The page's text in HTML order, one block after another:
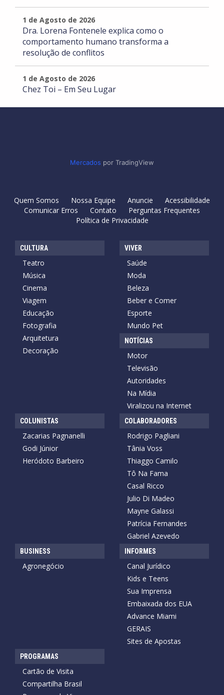
1 de Agosto de 2026
Dra. Lorena Fontenele explica como o
comportamento humano transforma a
resolução de conflitos
1 de Agosto de 2026
Chez Toi – Em Seu Lugar
Mercados por TradingView
Quem Somos Nossa Equipe Anuncie
Acessibilidade
Comunicar Erros
Contato
Perguntas Frequentes
Política de Privacidade
CULTURA
Teatro
Música
Cinema
Viagem
Educação
Fotografia
Arquitetura
Decoração
VIVER
Saúde
Moda
Beleza
Beber e Comer
Esporte
Mundo Pet
NOTÍCIAS
Motor
Televisão
Autoridades
Na Mídia
Viralizou na Internet
COLUNISTAS
Zacarias Pagnanelli
Godi Júnior
Heródoto Barbeiro
COLABORADORES
Rodrigo Pagliani
Tânia Voss
Thiaggo Camilo
Tô Na Fama
Casal Ricco
Julio Di Madeo
Mayne Galassi
Patrícia Fernandes
Gabriel Azevedo
BUSINESS
Agronegócio
INFORMES
Canal Jurídico
Kids e Teens
Sua Imprensa
Embaixada dos EUA
Advance Miami
GERAIS
Sites de Apostas
PROGRAMAS
Cartão de Visita
Compartilha Brasil